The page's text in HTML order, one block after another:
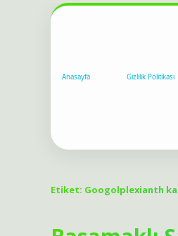
Anasayfa Gizlilik Politikası
Etiket: Googolplexianth